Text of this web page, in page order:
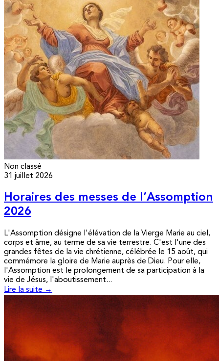
Non classé
31 juillet 2026
Horaires des messes de l’Assomption
2026
L'Assomption désigne l'élévation de la Vierge Marie au ciel,
corps et âme, au terme de sa vie terrestre. C'est l'une des
grandes fêtes de la vie chrétienne, célébrée le 15 août, qui
commémore la gloire de Marie auprès de Dieu. Pour elle,
l'Assomption est le prolongement de sa participation à la
vie de Jésus, l'aboutissement...
Lire la suite →